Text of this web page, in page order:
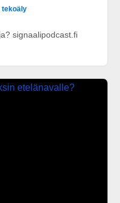
tekoäly
signaalipodcast.fi